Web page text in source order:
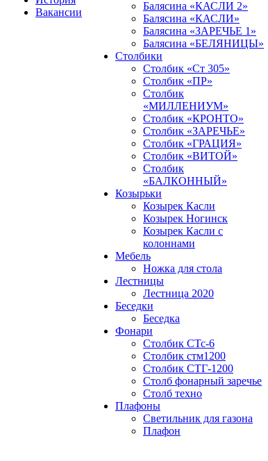
Вакансии
Балясина «КАСЛИ 2»
Балясина «КАСЛИ»
Балясина «ЗАРЕЧЬЕ 1»
Балясина «БЕЛЯНИЦЫ»
Столбики
Столбик «Ст 305»
Столбик «ПР»
Столбик
«МИЛЛЕНИУМ»
Столбик «КРОНТО»
Столбик «ЗАРЕЧЬЕ»
Столбик «ГРАЦИЯ»
Столбик «ВИТОЙ»
Столбик
«БАЛКОННЫЙ»
Козырьки
Козырек Касли
Козырек Ногинск
Козырек Касли с
колоннами
Мебель
Ножка для стола
Лестницы
Лестница 2020
Беседки
Беседка
Фонари
Столбик СТс-6
Столбик стм1200
Столбик СТГ-1200
Столб фонарный заречье
Столб техно
Плафоны
Светильник для газона
Плафон